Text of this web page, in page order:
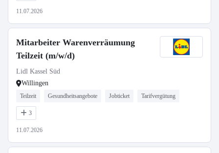
11.07.2026
Mitarbeiter Warenverräumung
Teilzeit (m/w/d)
Lidl Kassel Süd
Willingen
Teilzeit Gesundheitsangebote Jobticket Tarifvergütung
3
11.07.2026